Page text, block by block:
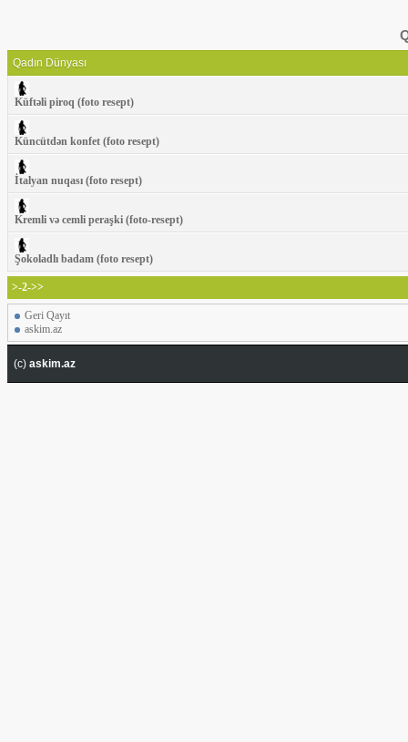
Qadın Dünyası
Küftəli piroq (foto resept)
Küncütdən konfet (foto resept)
İtalyan nuqası (foto resept)
Kremli və cemli peraşki (foto-resept)
Şokoladlı badam (foto resept)
>-2->>
Geri Qayıt
askim.az
(c) askim.az